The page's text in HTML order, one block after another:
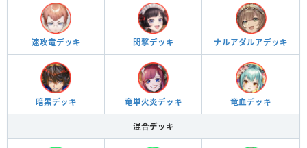
速攻竜デッキ 閃撃デッキ ナルアダルアデッキ
暗黒デッキ 竜単火炎デッキ 竜血デッキ
混合デッキ